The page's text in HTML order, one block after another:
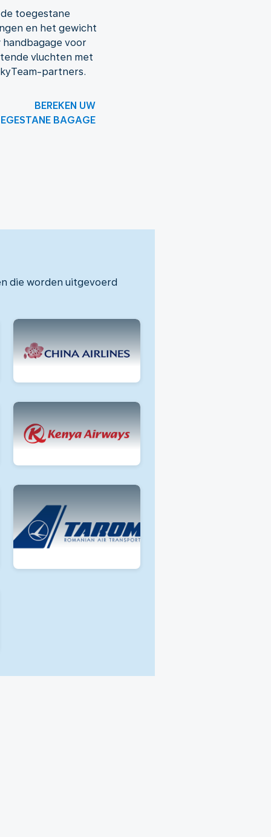
toegestane
en het gewicht
handbagage voor
vluchten met
partners.
BEREKEN UW
BAGAGE
die worden uitgevoerd